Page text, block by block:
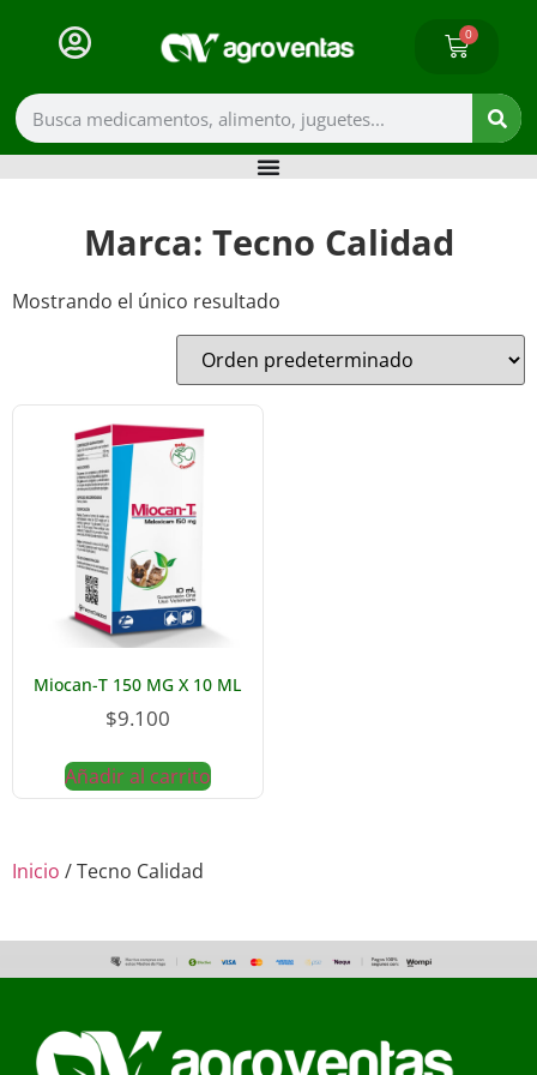
0
Marca: Tecno Calidad
Inicio / Tecno Calidad
Mostrando el único resultado
Miocan-T 150 MG X 10 ML
$9.100
Añadir al carrito